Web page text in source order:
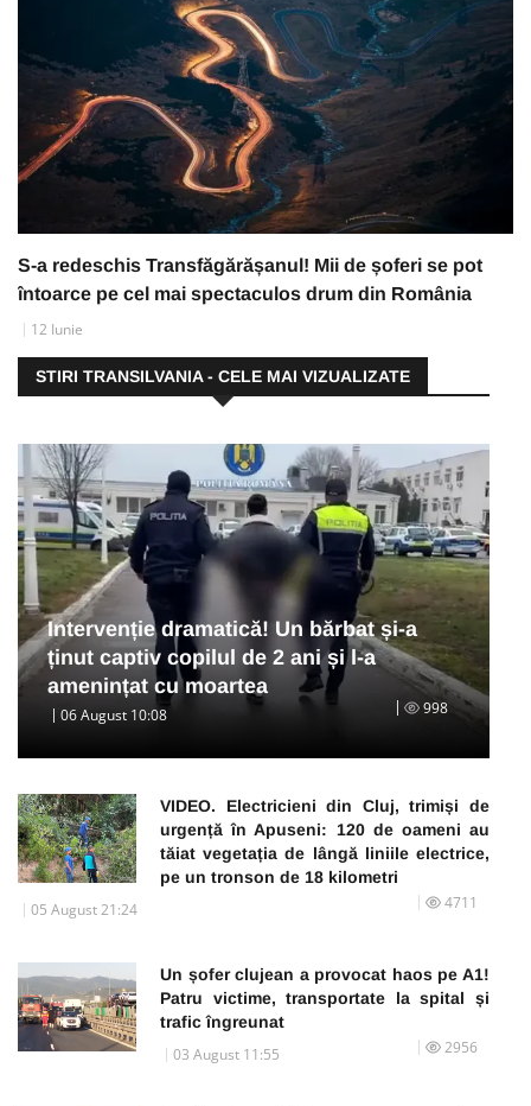
S-a redeschis Transfăgărășanul! Mii de șoferi se pot
întoarce pe cel mai spectaculos drum din România
12 Iunie
STIRI TRANSILVANIA - CELE MAI VIZUALIZATE
Intervenție dramatică! Un bărbat și-a
ținut captiv copilul de 2 ani și l-a
amenințat cu moartea
06 August 10:08 998
VIDEO. Electricieni din Cluj, trimiși de
urgență în Apuseni: 120 de oameni au
tăiat vegetația de lângă liniile electrice,
pe un tronson de 18 kilometri
05 August 21:24 4711
Un șofer clujean a provocat haos pe A1!
Patru victime, transportate la spital și
trafic îngreunat
03 August 11:55 2956